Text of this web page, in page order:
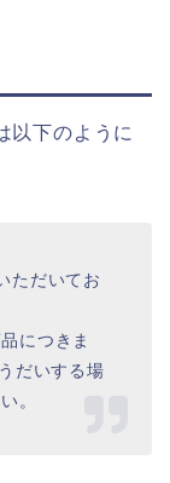
以下のように
ただいてお
につきま
だいする場
。